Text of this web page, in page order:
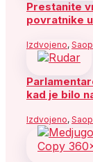
Prestanite
povratnike
Izdvojeno,
kad je bilo
Izdvojeno,